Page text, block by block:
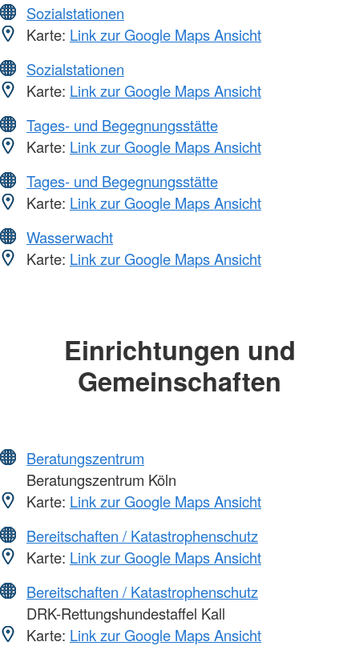
Sozialstationen
Karte: Link zur Google Maps Ansicht
Sozialstationen
Karte: Link zur Google Maps Ansicht
Tages- und Begegnungsstätte
Karte: Link zur Google Maps Ansicht
Tages- und Begegnungsstätte
Karte: Link zur Google Maps Ansicht
Wasserwacht
Karte: Link zur Google Maps Ansicht
Einrichtungen und
Gemeinschaften
Beratungszentrum
Beratungszentrum Köln
Karte: Link zur Google Maps Ansicht
Bereitschaften / Katastrophenschutz
Karte: Link zur Google Maps Ansicht
Bereitschaften / Katastrophenschutz
DRK-Rettungshundestaffel Kall
Karte: Link zur Google Maps Ansicht